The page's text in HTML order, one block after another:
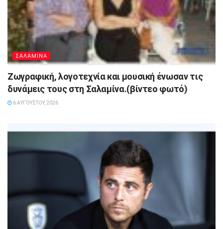
ΣΑΛΑΜΙΝΑ
Ζωγραφική, λογοτεχνία και μουσική ένωσαν τις
δυνάμεις τους στη Σαλαμίνα.(βίντεο φωτό)
6 ΑΥΓΟΎΣΤΟΥ, 2026